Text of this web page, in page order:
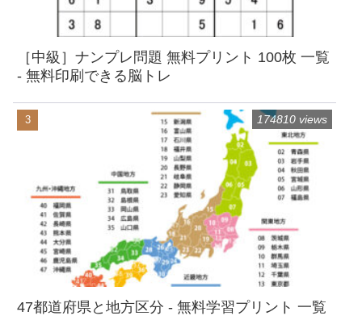
［中級］ナンプレ問題 無料プリント 100枚 一覧
- 無料印刷できる脳トレ
47都道府県と地方区分 - 無料学習プリント 一覧
174810 views